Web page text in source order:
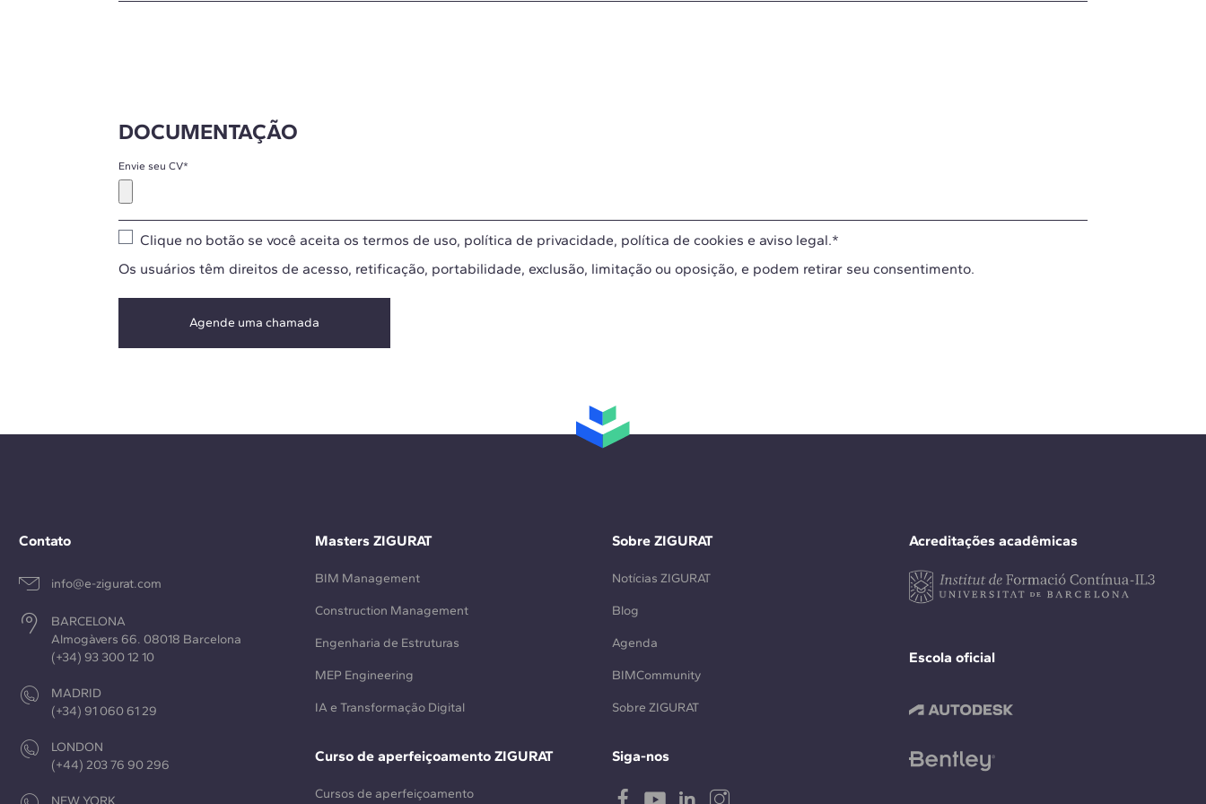
DOCUMENTAÇÃO
Envie seu CV*
Clique no botão se você aceita os termos de uso, política de privacidade, política de cookies e aviso legal.*
Os usuários têm direitos de acesso, retificação, portabilidade, exclusão, limitação ou oposição, e podem retirar seu consentimento.
Contato
info@e-zigurat.com
BARCELONA
Almogàvers 66. 08018 Barcelona
(+34) 93 300 12 10
MADRID
(+34) 91 060 61 29
LONDON
(+44) 203 76 90 296
Acreditações acadêmicas
Escola oficial
Masters ZIGURAT
BIM Management
Construction Management
Engenharia de Estruturas
MEP Engineering
IA e Transformação Digital
Curso de aperfeiçoamento ZIGURAT
Cursos de aperfeiçoamento
Sobre ZIGURAT
Notícias ZIGURAT
Blog
Agenda
BIMCommunity
Sobre ZIGURAT
Siga-nos